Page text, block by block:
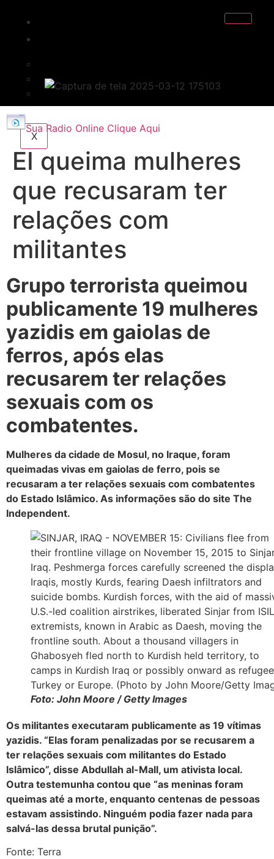
POLÍCIA
ESPORTE
X
Sua Radio Online Clique Aqui
EI queima mulheres
que recusaram ter
relações com
militantes
Grupo terrorista queimou
publicamente 19 mulheres
yazidis em gaiolas de
ferros, após elas
recusarem ter relações
sexuais com os
combatentes.
Mulheres da cidade de Mosul, no Iraque, foram
queimadas vivas em gaiolas de ferro, pois se
recusaram a ter relações sexuais com combatentes
do Estado Islâmico. As informações são do site The
Independent.
Foto: John Moore / Getty Images
Os militantes executaram publicamente as 19 vítimas
yazidis. “Elas foram penalizadas por se recusarem a
ter relações sexuais com militantes do Estado
Islâmico”, disse Abdullah al-Mall, um ativista local.
Outra testemunha contou que “as meninas foram
queimas até a morte, enquanto centenas de pessoas
estavam assistindo. Ninguém podia fazer nada para
salvá-las dessa brutal punição”.
Fonte: Terra